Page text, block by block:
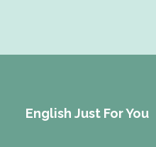
English Just For You